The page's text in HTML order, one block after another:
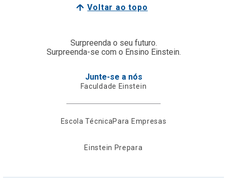
Voltar ao topo
Surpreenda o seu futuro.
Surpreenda-se com o Ensino Einstein.
Junte-se a nós
Faculdade Einstein
Escola TécnicaPara Empresas
Einstein Prepara